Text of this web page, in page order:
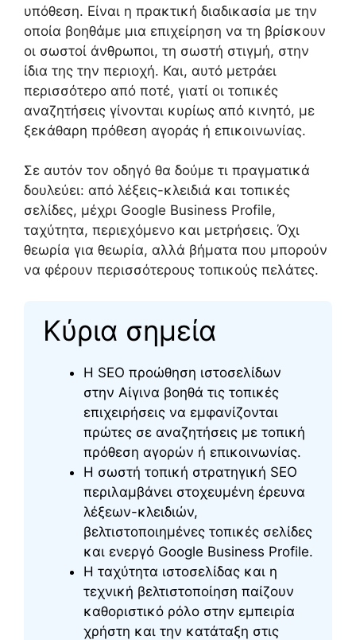
υπόθεση. Είναι η πρακτική διαδικασία με την
οποία βοηθάμε μια επιχείρηση να τη βρίσκουν
οι σωστοί άνθρωποι, τη σωστή στιγμή, στην
ίδια της την περιοχή. Και, αυτό μετράει
περισσότερο από ποτέ, γιατί οι τοπικές
αναζητήσεις γίνονται κυρίως από κινητό, με
ξεκάθαρη πρόθεση αγοράς ή επικοινωνίας.
Σε αυτόν τον οδηγό θα δούμε τι πραγματικά
δουλεύει: από λέξεις-κλειδιά και τοπικές
σελίδες, μέχρι Google Business Profile,
ταχύτητα, περιεχόμενο και μετρήσεις. Όχι
θεωρία για θεωρία, αλλά βήματα που μπορούν
να φέρουν περισσότερους τοπικούς πελάτες.
Κύρια σημεία
Η SEO προώθηση ιστοσελίδων
στην Αίγινα βοηθά τις τοπικές
επιχειρήσεις να εμφανίζονται
πρώτες σε αναζητήσεις με τοπική
πρόθεση αγορών ή επικοινωνίας.
Η σωστή τοπική στρατηγική SEO
περιλαμβάνει στοχευμένη έρευνα
λέξεων-κλειδιών,
βελτιστοποιημένες τοπικές σελίδες
και ενεργό Google Business Profile.
Η ταχύτητα ιστοσελίδας και η
τεχνική βελτιστοποίηση παίζουν
καθοριστικό ρόλο στην εμπειρία
χρήστη και την κατάταξη στις